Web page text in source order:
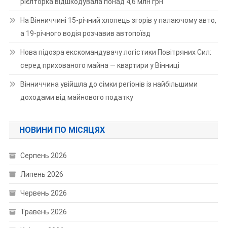
рієлторка відшкодувала понад 4,6 млн грн
На Вінниччині 15-річний хлопець згорів у палаючому авто,
а 19-річного водія розчавив автопоїзд
Нова підозра екскомандувачу логістики Повітряних Сил:
серед прихованого майна — квартири у Вінниці
Вінниччина увійшла до сімки регіонів із найбільшими
доходами від майнового податку
НОВИНИ ПО МІСЯЦЯХ
Серпень 2026
Липень 2026
Червень 2026
Травень 2026